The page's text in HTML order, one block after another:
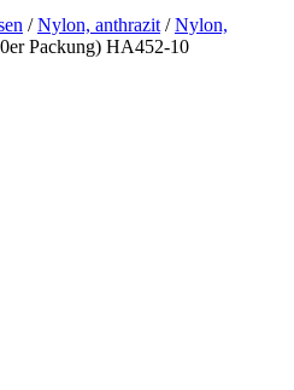
/Nylon, anthrazit /Nylon,
Packung) HA452-10